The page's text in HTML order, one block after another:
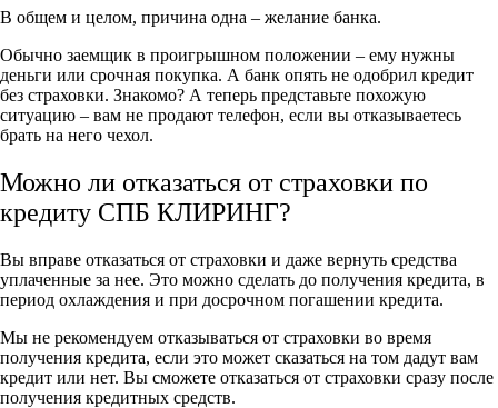
В общем и целом, причина одна – желание банка.
Обычно заемщик в проигрышном положении – ему нужны
деньги или срочная покупка. А банк опять не одобрил кредит
без страховки. Знакомо? А теперь представьте похожую
ситуацию – вам не продают телефон, если вы отказываетесь
брать на него чехол.
Можно ли отказаться от страховки по
кредиту СПБ КЛИРИНГ?
Вы вправе отказаться от страховки и даже вернуть средства
уплаченные за нее. Это можно сделать до получения кредита, в
период охлаждения и при досрочном погашении кредита.
Мы не рекомендуем отказываться от страховки во время
получения кредита, если это может сказаться на том дадут вам
кредит или нет. Вы сможете отказаться от страховки сразу после
получения кредитных средств.